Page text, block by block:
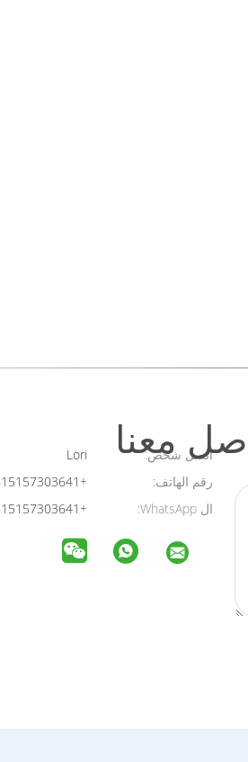
معنا
اتصل شخص:
رقم الهاتف:
+8615157303641
ال WhatsApp:
+8615157303641